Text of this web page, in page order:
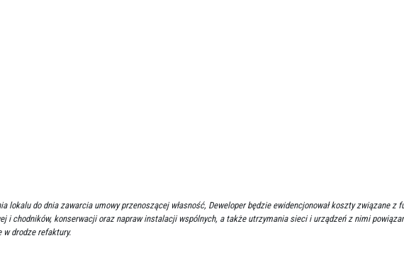
lokalu do dnia zawarcia umowy przenoszącej własność, Deweloper będzie ewidencjonował koszty
i chodników, konserwacji oraz napraw instalacji wspólnych, a także utrzymania sieci i urządzeń z nimi
w drodze refaktury.